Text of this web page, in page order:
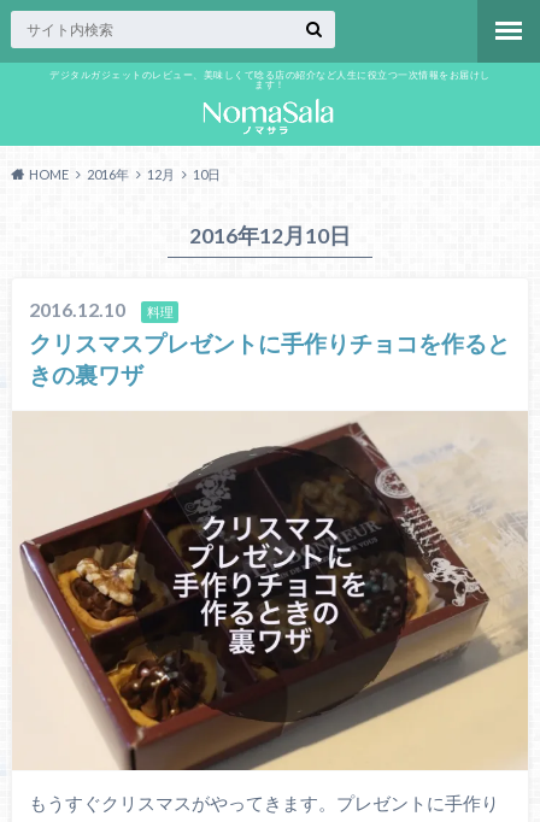
デジタルガジェットのレビュー、美味しくて唸る店の紹介など人生に役立つ一次情報をお届けし
ます！
HOME 2016年 12月 10日
2016年12月10日
2016.12.10 料理
クリスマスプレゼントに手作りチョコを作ると
きの裏ワザ
もうすぐクリスマスがやってきます。プレゼントに手作り